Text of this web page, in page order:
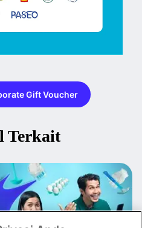
Gift Voucher
Terkait